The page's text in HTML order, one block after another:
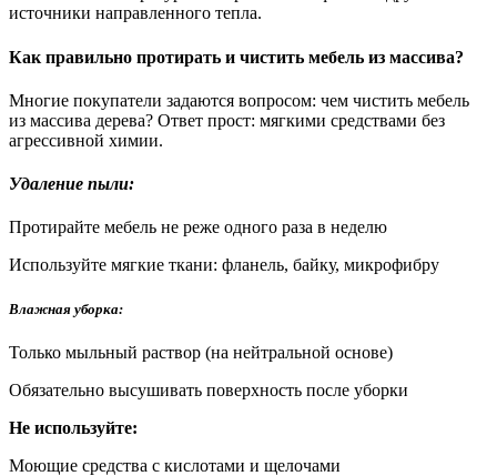
источники направленного тепла.
Как правильно протирать и чистить мебель из массива?
Многие покупатели задаются вопросом: чем чистить мебель
из массива дерева? Ответ прост: мягкими средствами без
агрессивной химии.
Удаление пыли:
Протирайте мебель не реже одного раза в неделю
Используйте мягкие ткани: фланель, байку, микрофибру
Влажная уборка:
Только мыльный раствор (на нейтральной основе)
Обязательно высушивать поверхность после уборки
Не используйте:
Моющие средства с кислотами и щелочами